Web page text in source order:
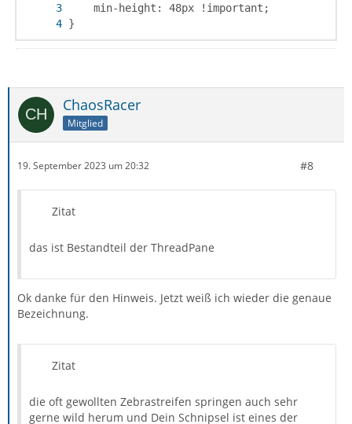
}
ChaosRacer
Mitglied
19. September 2023 um 20:32 #8
Zitat
das ist Bestandteil der ThreadPane
Ok danke für den Hinweis. Jetzt weiß ich wieder die genaue
Bezeichnung.
Zitat
die oft gewollten Zebrastreifen springen auch sehr
gerne wild herum und Dein Schnipsel ist eines der